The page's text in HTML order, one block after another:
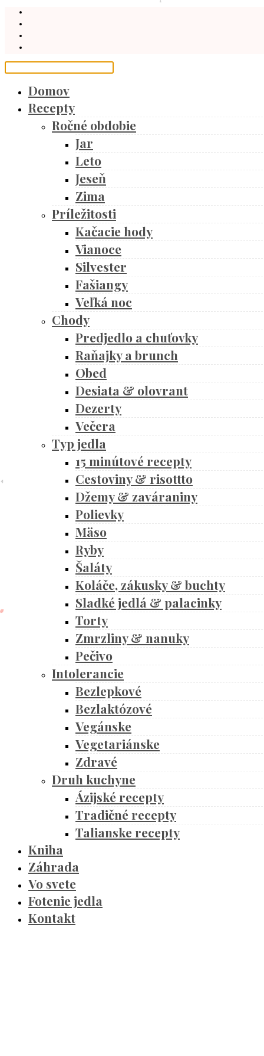
Domov
Recepty
Ročné obdobie
Jar
Leto
Jeseň
Zima
Príležitosti
Kačacie hody
Vianoce
Silvester
Fašiangy
Veľká noc
Chody
Predjedlo a chuťovky
Raňajky a brunch
Obed
Desiata & olovrant
Dezerty
Večera
Typ jedla
15 minútové recepty
Cestoviny & risottto
Džemy & zaváraniny
Polievky
Mäso
Ryby
Šaláty
Koláče, zákusky & buchty
Sladké jedlá & palacinky
Torty
Zmrzliny & nanuky
Pečivo
Intolerancie
Bezlepkové
Bezlaktózové
Vegánske
Vegetariánske
Zdravé
Druh kuchyne
Ázijské recepty
Tradičné recepty
Talianske recepty
Kniha
Záhrada
Vo svete
Fotenie jedla
Kontakt